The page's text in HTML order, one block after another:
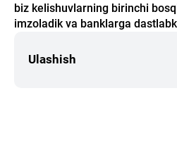
biz kelishuvlarning birinchi
imzoladik va banklarga
Ulashish